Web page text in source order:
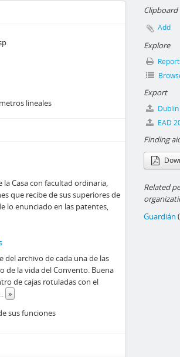
lineales
Casa con facultad ordinaria,
que recibe de sus superiores de
lo enunciado en las patentes,
archivo de cada una de las
de la vida del Convento. Buena
de cajas rotuladas con el
»
sus funciones
Clipboard
Add
Explore
Export
EAD
Finding
Related
Guardián